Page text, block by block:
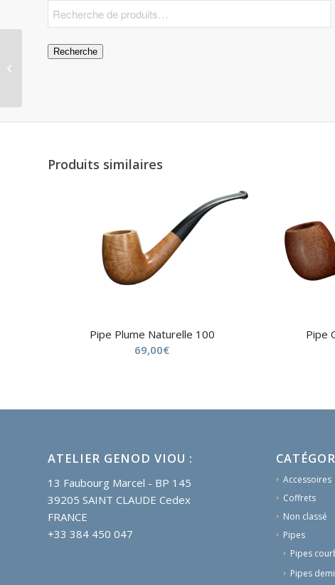
Recherche
Produits similaires
Pipe Plume Naturelle 100
69,00€
Pipe
ATELIER GENOD VIOU :
13 Faubourg Marcel - BP 145
39205 SAINT CLAUDE Cedex
FRANCE
+33 384 450 047
Accessoires
Coffrets
Non classé
Pipes
Pipes
Pipes